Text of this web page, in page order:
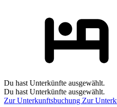
Du hast Unterkünfte ausgewählt.
Du hast Unterkünfte ausgewählt.
Zur Unterkunftsbuchung Zur